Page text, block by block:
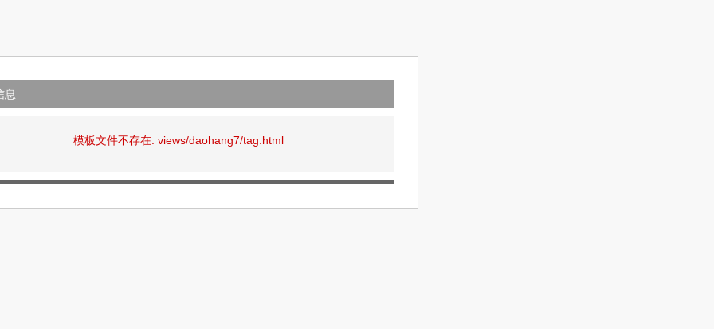
息
模板文件不存在: views/daohang7/tag.html